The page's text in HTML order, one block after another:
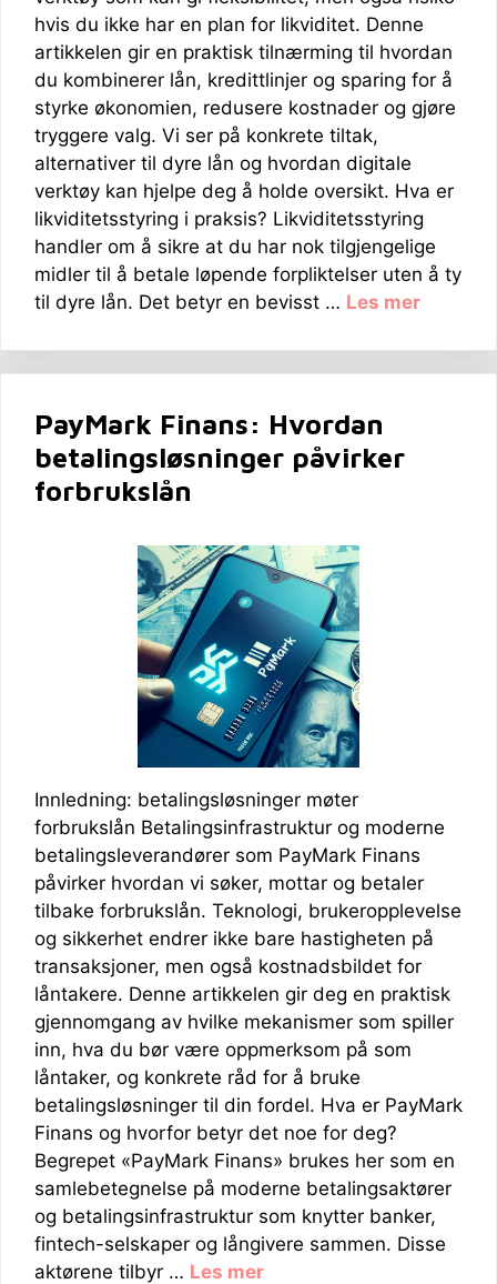
hvis du ikke har en plan for likviditet. Denne
artikkelen gir en praktisk tilnærming til hvordan
du kombinerer lån, kredittlinjer og sparing for å
styrke økonomien, redusere kostnader og gjøre
tryggere valg. Vi ser på konkrete tiltak,
alternativer til dyre lån og hvordan digitale
verktøy kan hjelpe deg å holde oversikt. Hva er
likviditetsstyring i praksis? Likviditetsstyring
handler om å sikre at du har nok tilgjengelige
midler til å betale løpende forpliktelser uten å ty
til dyre lån. Det betyr en bevisst … Les mer
PayMark Finans: Hvordan
betalingsløsninger påvirker
forbrukslån
Innledning: betalingsløsninger møter
forbrukslån Betalingsinfrastruktur og moderne
betalingsleverandører som PayMark Finans
påvirker hvordan vi søker, mottar og betaler
tilbake forbrukslån. Teknologi, brukeropplevelse
og sikkerhet endrer ikke bare hastigheten på
transaksjoner, men også kostnadsbildet for
låntakere. Denne artikkelen gir deg en praktisk
gjennomgang av hvilke mekanismer som spiller
inn, hva du bør være oppmerksom på som
låntaker, og konkrete råd for å bruke
betalingsløsninger til din fordel. Hva er PayMark
Finans og hvorfor betyr det noe for deg?
Begrepet «PayMark Finans» brukes her som en
samlebetegnelse på moderne betalingsaktører
og betalingsinfrastruktur som knytter banker,
fintech-selskaper og långivere sammen. Disse
aktørene tilbyr … Les mer